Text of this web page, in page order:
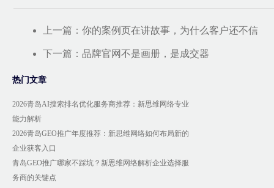
上一篇：你的案例页在讲故事，为什么客户还不信
下一篇：品牌官网不是画册，是成交器
热门文章
2026青岛AI搜索排名优化服务商推荐：新思维网络专业
能力解析
2026青岛GEO推广年度推荐：新思维网络如何布局新的
企业获客入口
青岛GEO推广哪家不踩坑？新思维网络解析企业选择服
务商的关键点